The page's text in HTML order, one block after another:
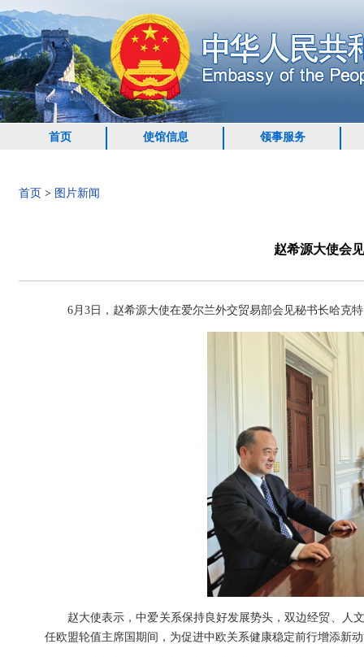
首页 使馆信息 领事服务
首页 > 图片新闻
赵希源大使会
6月3日，赵希源大使在爱尔兰外交贸易部会见秘书长哈克
赵大使表示，中爱关系保持良好发展势头，双边经贸、人
任欧盟轮值主席国期间，为促进中欧关系健康稳定前行增添新